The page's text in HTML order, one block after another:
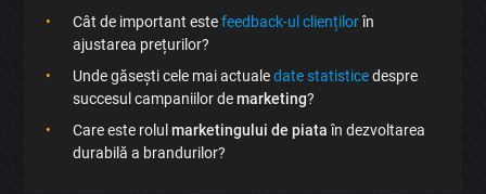
Cât de important estefeedback-ul cliențilorîn
ajustarea prețurilor?
Unde găsești cele mai actualedate statisticedespre
succesul campaniilor demarketing?
Care este rolulmarketingului de piata în dezvoltarea
durabilă a brandurilor?
Trimite